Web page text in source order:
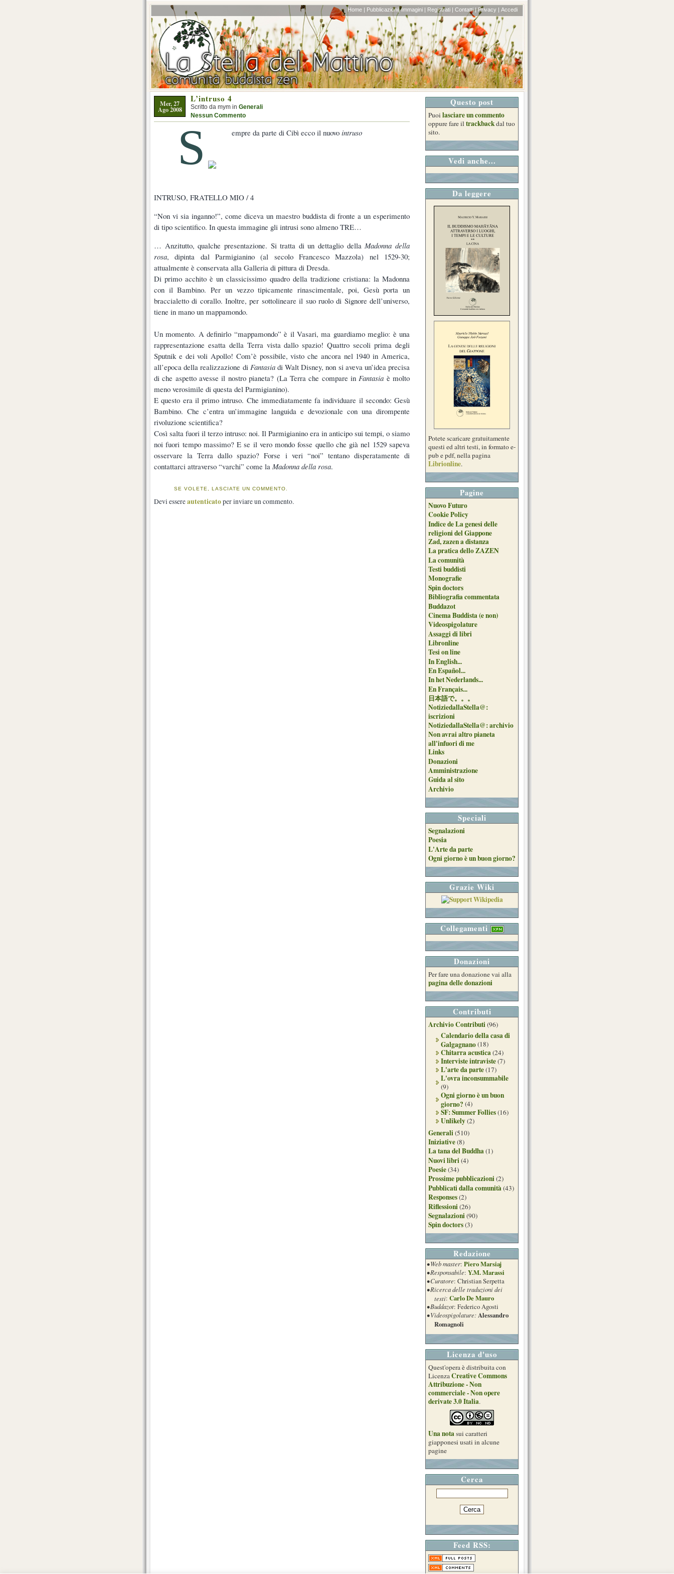
Home | Pubblicazioni| Immagini | Registrati | Contatti | Privacy | Accedi
Mer, 27
Ago 2008
L’intruso 4
Scritto da mym in Generali
Nessun Commento
S empre da parte di Cibì ecco il nuovointruso
INTRUSO, FRATELLO MIO / 4
“Non vi sia inganno!”, come diceva un maestro buddista di fronte a un esperimento
di tipo scientifico. In questa immagine gli intrusi sono almeno TRE…
… Anzitutto, qualche presentazione. Si tratta di un dettaglio della Madonna della
rosa, dipinta dal Parmigianino (al secolo Francesco Mazzola) nel 1529-30;
attualmente è conservata alla Galleria di pittura di Dresda.
Di primo acchito è un classicissimo quadro della tradizione cristiana: la Madonna
con il Bambino. Per un vezzo tipicamente rinascimentale, poi, Gesù porta un
braccialetto di corallo. Inoltre, per sottolineare il suo ruolo di Signore dell’universo,
tiene in mano un mappamondo.
Un momento. A definirlo “mappamondo” è il Vasari, ma guardiamo meglio: è una
rappresentazione esatta della Terra vista dallo spazio! Quattro secoli prima degli
Sputnik e dei voli Apollo! Com’è possibile, visto che ancora nel 1940 in America,
all’epoca della realizzazione di Fantasiadi Walt Disney, non si aveva un’idea precisa
di che aspetto avesse il nostro pianeta? (La Terra che compare in Fantasia è molto
meno verosimile di questa del Parmigianino).
E questo era il primo intruso. Che immediatamente fa individuare il secondo: Gesù
Bambino. Che c’entra un’immagine languida e devozionale con una dirompente
rivoluzione scientifica?
Così salta fuori il terzo intruso: noi. Il Parmigianino era in anticipo sui tempi, o siamo
noi fuori tempo massimo? E se il vero mondo fosse quello che già nel 1529 sapeva
osservare la Terra dallo spazio? Forse i veri “noi” tentano disperatamente di
contattarci attraverso “varchi” come la Madonna della rosa.
SE VOLETE, LASCIATE UN COMMENTO.
Devi essereautenticatoper inviare un commento.
Questo post
Puoi lasciare un commento
oppure fare il trackbackdal tuo
sito.
Vedi anche...
Da leggere
Potete scaricare gratuitamente
questi ed altri testi, in formato e-
pub e pdf, nella pagina
Librionline.
Pagine
Nuovo Futuro
Cookie Policy
Indice de La genesi delle
religioni del Giappone
Zad, zazen a distanza
La pratica dello ZAZEN
La comunità
Testi buddisti
Monografie
Spin doctors
Bibliografia commentata
Buddazot
Cinema Buddista (e non)
Videospigolature
Assaggi di libri
Libronline
Tesi on line
In English...
En Español...
In het Nederlands...
En Français...
日本語で。。。
NotiziedallaStella@:
iscrizioni
NotiziedallaStella@: archivio
Non avrai altro pianeta
all'infuori di me
Links
Donazioni
Amministrazione
Guida al sito
Archivio
Speciali
Segnalazioni
Poesia
L'Arte da parte
Ogni giorno è un buon giorno?
Grazie Wiki
Collegamenti
Donazioni
Per fare una donazione vai alla
pagina delle donazioni
Contributi
Archivio Contributi(96)
Calendario della casa di
Galgagnano(18)
Chitarra acustica(24)
Interviste intraviste(7)
L'arte da parte(17)
L'ovra inconsummabile
(9)
Ogni giorno è un buon
giorno? (4)
SF: Summer Follies(16)
Unlikely(2)
Generali(510)
Iniziative(8)
La tana del Buddha(1)
Nuovi libri(4)
Poesie(34)
Prossime pubblicazioni(2)
Pubblicati dalla comunità(43)
Responses(2)
Riflessioni(26)
Segnalazioni(90)
Spin doctors(3)
Redazione
• Web master: Piero Marsiaj
• Responsabile: Y.M. Marassi
• Curatore: Christian Serpetta
• Ricerca delle traduzioni dei
testi: Carlo De Mauro
• Buddazot: Federico Agosti
• Videospigolature:Alessandro
Romagnoli
Licenza d'uso
Quest'opera è distribuita con
LicenzaCreative Commons
Attribuzione - Non
commerciale - Non opere
derivate 3.0 Italia.
Una notasui caratteri
giapponesi usati in alcune
pagine
Cerca
Feed RSS: